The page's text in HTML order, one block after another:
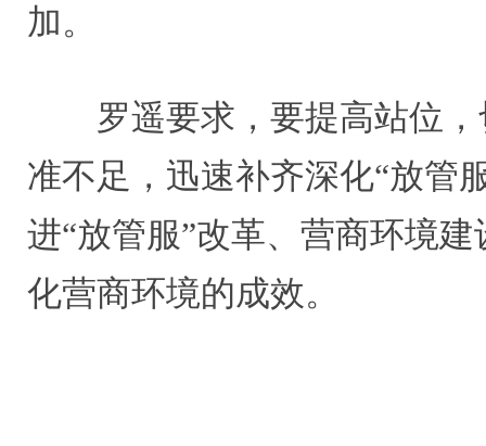
加。
罗遥要求，要提高站位
准不足，迅速补齐深化“放管
进“放管服”改革、营商环境
化营商环境的成效。